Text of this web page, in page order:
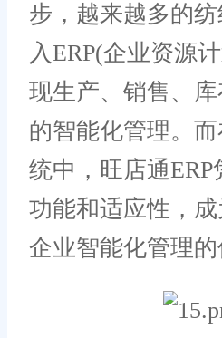
步，越来越多的纺
入ERP(企业资源
现生产、销售、
的智能化管理。而
统中，旺店通
功能和适应性，
企业智能化管理的